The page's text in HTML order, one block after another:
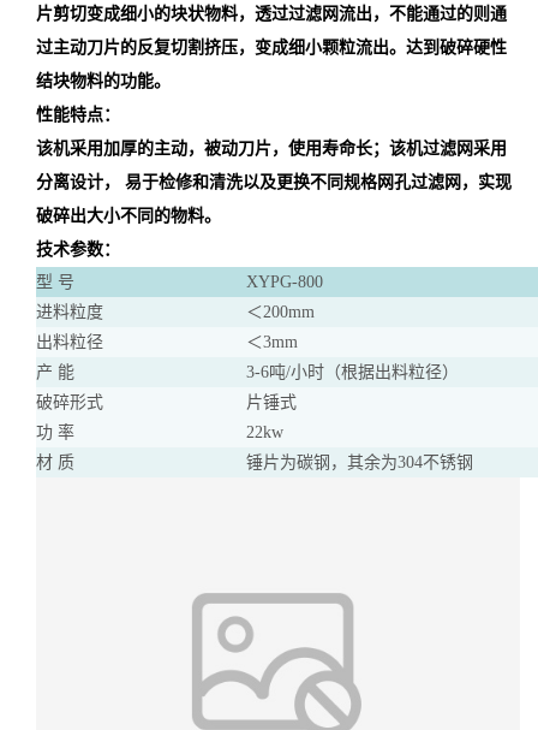
片剪切变成细小的块状物料，透过过滤网流出，不能通过的则通
过主动刀片的反复切割挤压，变成细小颗粒流出。达到破碎硬性
结块物料的功能。
性能特点：
该机采用加厚的主动，被动刀片，使用寿命长；该机过滤网采用
分离设计， 易于检修和清洗以及更换不同规格网孔过滤网，实现
破碎出大小不同的物料。
技术参数：
型 号
XYPG-800
进料粒度
＜200mm
出料粒径
＜3mm
产 能
3-6吨/小时（根据出料粒径）
破碎形式
片锤式
功 率
22kw
材 质
锤片为碳钢，其余为304不锈钢